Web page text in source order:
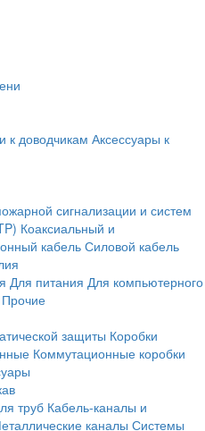
к доводчикам Аксессуары к
сигнализации и систем
Коаксиальный и
кабель Силовой кабель
Для питания Для компьютерного
Прочие
защиты Коробки
Коммутационные коробки
труб Кабель-каналы и
каналы Системы